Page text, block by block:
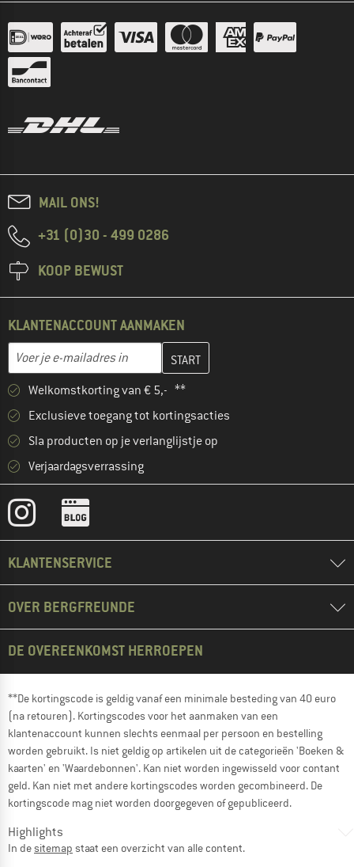
MAIL ONS!
+31 (0)30 - 499 0286
KOOP BEWUST
KLANTENACCOUNT AANMAKEN
E-mailadres
Vul je e-mailadres hier in en maak in de volgende stap je
Welkomstkorting van € 5,- **
Exclusieve toegang tot kortingsacties
Sla producten op je verlanglijstje op
Verjaardagsverrassing
KLANTENSERVICE
OVER BERGFREUNDE
DE OVEREENKOMST HERROEPEN
**De kortingscode is geldig vanaf een minimale besteding van 40 euro
(na retouren). Kortingscodes voor het aanmaken van een
klantenaccount kunnen slechts eenmaal per persoon en bestelling
worden gebruikt. Is niet geldig op artikelen uit de categorieën 'Boeken &
kaarten' en 'Waardebonnen'. Kan niet worden ingewisseld voor contant
geld. Kan niet met andere kortingscodes worden gecombineerd. De
kortingscode mag niet worden doorgegeven of gepubliceerd.
Highlights
In desitemap staat een overzicht van alle content.